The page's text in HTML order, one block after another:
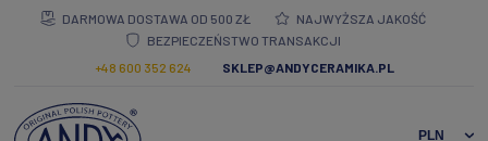
DARMOWA DOSTAWA OD 500 ZŁ
NAJWYŻSZA JAKOŚĆ
BEZPIECZEŃSTWO TRANSAKCJI
+48 600 352 624
SKLEP@ANDYCERAMIKA.PL